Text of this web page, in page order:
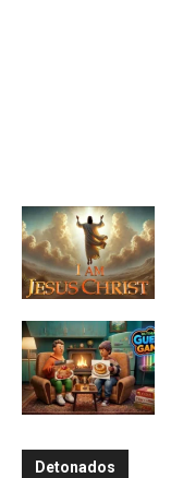
Detonados